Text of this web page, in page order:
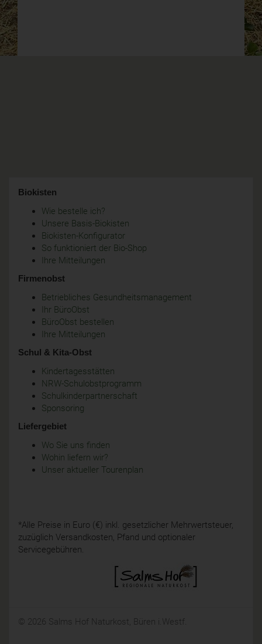
Biokisten
Wie bestelle ich?
Unsere Basis-Biokisten
Biokisten-Konfigurator
So funktioniert der Bio-Shop
Ihre Mitteilungen
Firmenobst
Betriebliches Gesundheitsmanagement
Ihr BüroObst
BüroObst bestellen
Ihre Mitteilungen
Schul & Kita-Obst
Kindertagesstätten
NRW-Schulobstprogramm
Schulkinderpartnerschaft
Sponsoring
Liefergebiet
Wo Sie uns finden
Wohin liefern wir?
Unser aktueller Tourenplan
*Alle Preise in Euro (€) inkl. gesetzlicher Mehrwertsteuer,
zuzüglich Versandkosten, Pfand und optionaler
Servicegebühren.
© 2026 Salms Hof Naturkost, Büren i.Westf.